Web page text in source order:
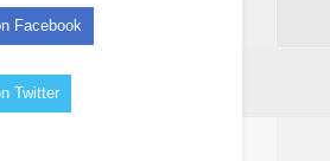
Facebook
Twitter